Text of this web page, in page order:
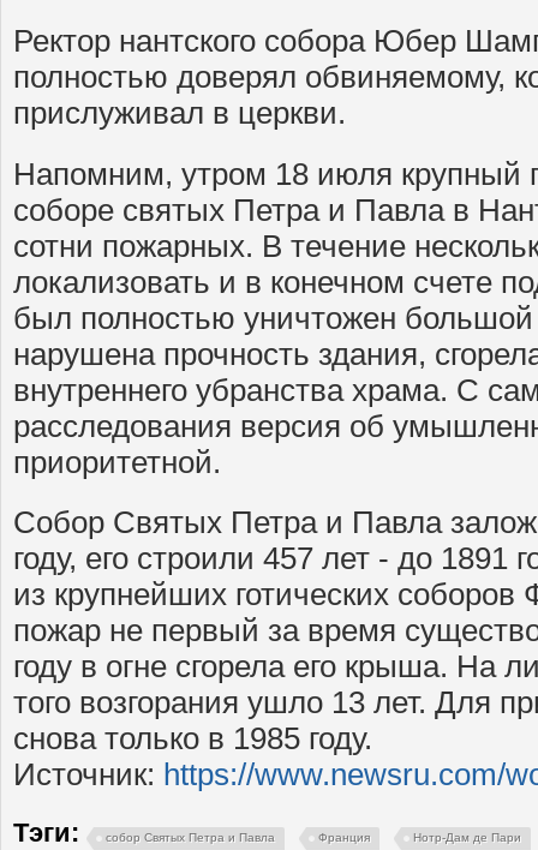
Ректор нантского собора Юбер
полностью доверял обвиняемому,
прислуживал в церкви.
Напомним, утром 18 июля крупный
соборе святых Петра и Павла в
сотни пожарных. В течение
локализовать и в конечном счете
был полностью уничтожен большой
нарушена прочность здания,
внутреннего убранства храма. С
расследования версия об
приоритетной.
Собор Святых Петра и Павла
году, его строили 457 лет - до 1891
из крупнейших готических
пожар не первый за время
году в огне сгорела его крыша. На
того возгорания ушло 13 лет. Для
снова только в 1985 году.
Источник: https://www.newsru.com/
Тэги: собор Святых Петра и Павла Франция Нотр-Дам де Пари